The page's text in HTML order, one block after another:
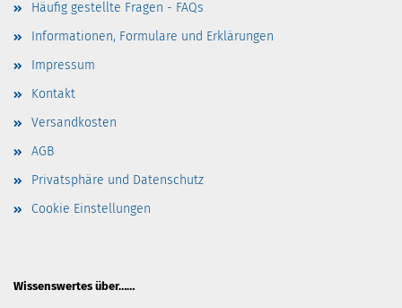
Häufig gestellte Fragen - FAQs
Informationen, Formulare und Erklärungen
Impressum
Kontakt
Versandkosten
AGB
Privatsphäre und Datenschutz
Cookie Einstellungen
Wissenswertes über……